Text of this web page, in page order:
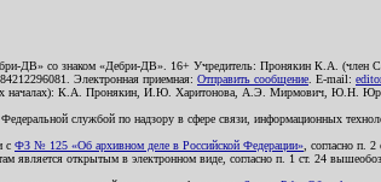
ДВ» со знаком «Дебри-ДВ». 16+ Учредитель: Пронякин К.А.
Электронная приемная: Отправить сообщение . E-mail:
началах): К.А. Пронякин, И.Ю. Харитонова, А.Э.
службой по надзору в сфере связи, информационных
с ФЗ № 125 «Об архивном деле в Российской Федерации» , согласно п.
открытым в электронном виде, согласно п. 1 ст. 24